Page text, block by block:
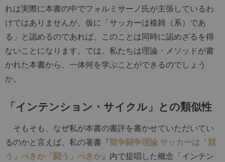
れは実際に本書の中でフォルミサーノ氏が主張しているわ
けではありませんが、仮に「サッカーは複雑（系）であ
る」と認めるのであれば、このことは同時に認めざるを得
ないことになります。では、私たちは理論・メソッドが書
かれた本書から、一体何を学ぶことができるのでしょう
か。
「インテンション・サイクル」との類似性
そもそも、なぜ私が本書の書評を書かせていただいてい
るのかと言えば、私の著書『競争闘争理論 サッカーは「競
う」べきか「闘う」べきか 』内で提唱した概念「インテン